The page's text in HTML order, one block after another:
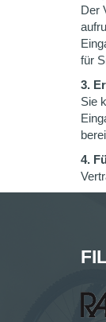
Der
für
3.
Sie
4.